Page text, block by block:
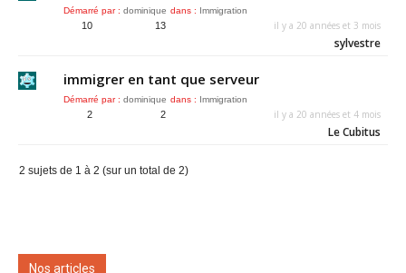
Démarré par : dominique dans : Immigration
10 13 il y a 20 années et 3 mois
sylvestre
immigrer en tant que serveur
Démarré par : dominique dans : Immigration
2 2 il y a 20 années et 4 mois
Le Cubitus
2 sujets de 1 à 2 (sur un total de 2)
Nos articles